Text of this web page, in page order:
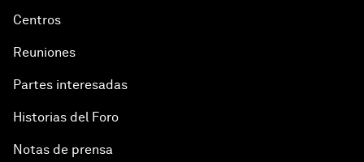
Centros
Reuniones
Partes interesadas
Historias del Foro
Notas de prensa